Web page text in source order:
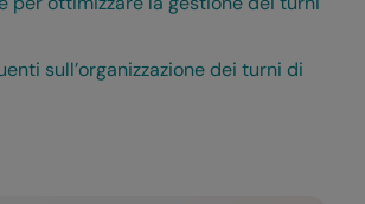
sull’organizzazione dei turni di